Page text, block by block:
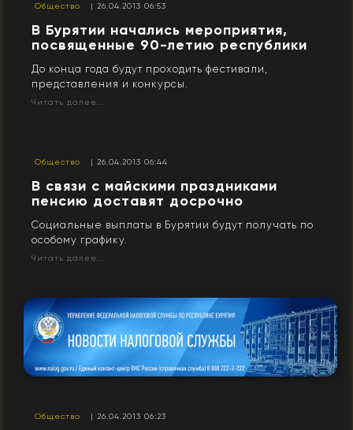
Общество | 26.04.2013 06:53
В Бурятии начались мероприятия,
посвященные 90-летию республики
До конца года будут проходить фестивали,
представления и конкурсы.
Читать далее...
Общество | 26.04.2013 06:44
В связи с майскими праздниками
пенсию доставят досрочно
Социальные выплаты в Бурятии будут получать по
особому графику.
Читать далее...
Общество | 26.04.2013 06:23